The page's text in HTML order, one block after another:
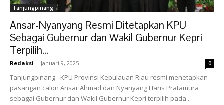
Tanjungpinang
Ansar-Nyanyang Resmi Ditetapkan KPU
Sebagai Gubernur dan Wakil Gubernur Kepri
Terpilih...
Redaksi - Januari 9, 2025 0
Tanjungpinang - KPU Provinsi Kepulauan Riau resmi menetapkan
pasangan calon Ansar Ahmad dan Nyanyang Haris Pratamura
sebagai Gubernur dan Wakil Gubernur Kepri terpilih pada...